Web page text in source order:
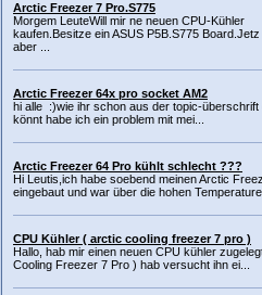
Arctic Freezer 7 Pro.S775
Morgem LeuteWill mir ne neuen CPU-Kühler
kaufen.Besitze ein ASUS P5B.S775
aber ...
Arctic Freezer 64x pro socket AM2
hi alle :)wie ihr schon aus der topic-überschrift
könnt habe ich ein problem mit mei...
Arctic Freezer 64 Pro kühlt schlecht ???
Hi Leutis,ich habe soebend meinen Arctic
eingebaut und war über die hohen
CPU Kühler ( arctic cooling freezer 7 pro )
Hallo, hab mir einen neuen CPU kühler
Cooling Freezer 7 Pro ) hab versucht ihn ei...